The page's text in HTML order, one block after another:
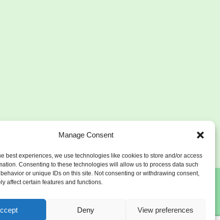
Manage Consent
best experiences, we use technologies like cookies to store and/or access
Consenting to these technologies will allow us to process data such
or unique IDs on this site. Not consenting or withdrawing consent,
affect certain features and functions.
Deny View preferences